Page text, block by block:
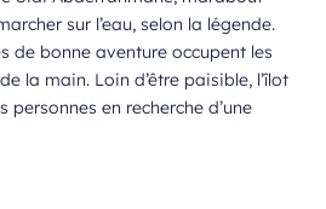
sur l’eau, selon la légende.
de bonne aventure occupent les
la main. Loin d’être paisible, l’îlot
en recherche d’une